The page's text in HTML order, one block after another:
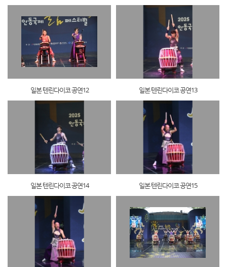
일본 텐린다이코 공연12 일본 텐린다이코 공연13
일본 텐린다이코 공연14 일본 텐린다이코 공연15